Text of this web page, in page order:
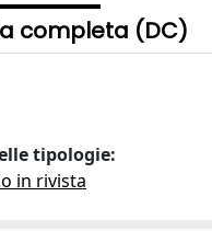
completa (DC)
tipologie:
in rivista